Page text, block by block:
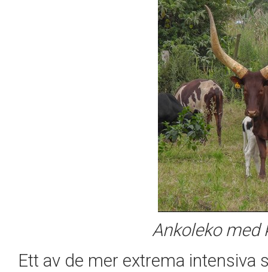
Ankoleko med
Ett av de mer extrema intensiva